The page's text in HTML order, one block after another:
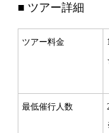
■ ツアー詳細
ツアー料金
最低催行人数